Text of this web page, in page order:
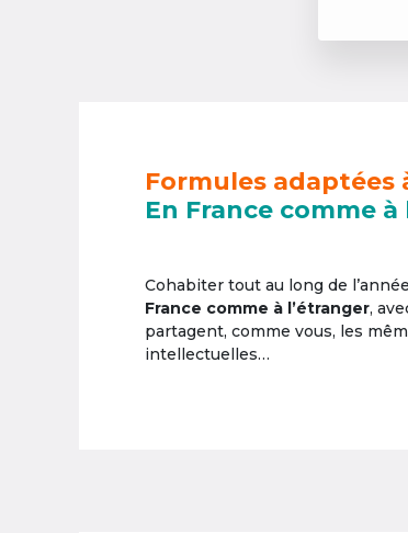
Formules adaptées
En France comme
Cohabiter tout au long de
France comme à l’étranger,
partagent, comme vous, les
intellectuelles…